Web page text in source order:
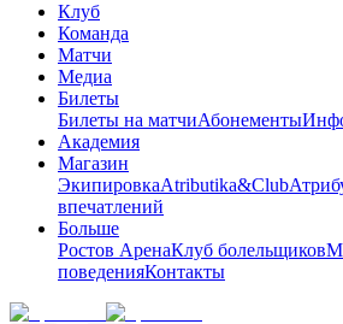
Клуб
Команда
Матчи
Медиа
Билеты
Билеты на матчиАбонементы
Академия
Магазин
ЭкипировкаAtributika&Club
впечатлений
Больше
Ростов АренаКлуб болельщиков
поведенияКонтакты